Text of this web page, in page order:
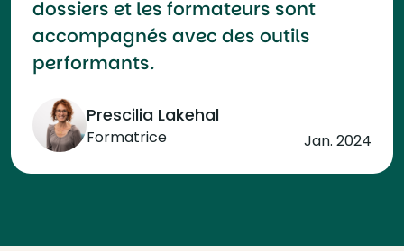
dossiers et les formateurs sont
accompagnés avec des outils
performants.
Prescilia Lakehal
Formatrice Jan. 2024